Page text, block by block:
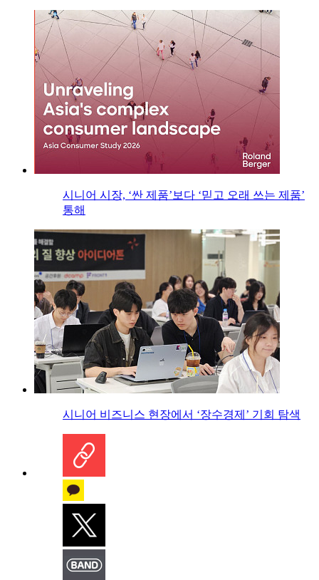
시니어 시장, ‘싼 제품’보다 ‘믿고 오래 쓰는 제품’
통해
시니어 비즈니스 현장에서 ‘장수경제’ 기회 탐색